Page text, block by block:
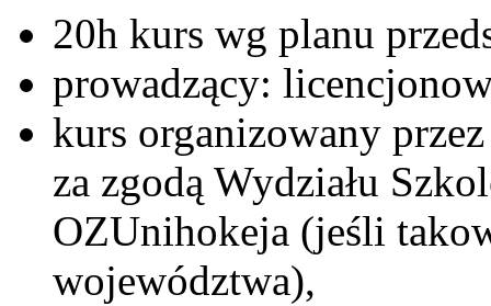
20h kurs wg planu
prowadzący:
kurs organizowany
za zgodą Wydziału
OZUnihokeja (jeśli
województwa),